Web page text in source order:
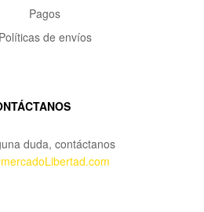
Pagos
Políticas de envíos
duda, contáctanos